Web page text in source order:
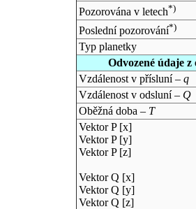
Pozorována v letech*)
Poslední pozorování*)
Typ planetky
Odvozené údaje
Vzdálenost v přísluní – q
Vzdálenost v odsluní – Q
Oběžná doba – T
Vektor P [x]
Vektor P [y]
Vektor P [z]
Vektor Q [x]
Vektor Q [y]
Vektor Q [z]